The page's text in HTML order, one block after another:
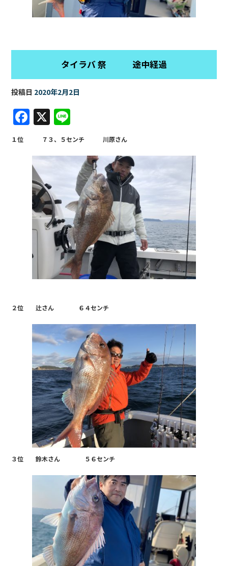
タイラバ 祭 途中経過
投稿日 2020年2月2日
F
a
c
e
b
o
o
k
X
n
e
１位 ７３、５センチ 川原さん
２位 辻さん ６４センチ
３位 鈴木さん ５６センチ